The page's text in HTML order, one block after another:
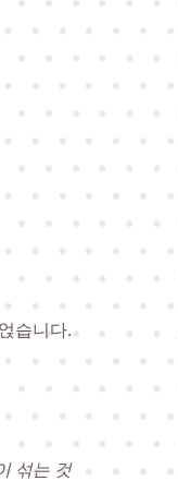
습니다.
섞는 것